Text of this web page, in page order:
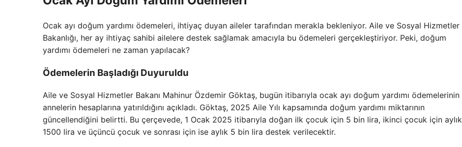
Ocak ayı doğum yardımı ödemeleri, ihtiyaç duyan aileler tarafından merakla bekleniyor. Aile ve Sosyal Hizmetler
Bakanlığı, her ay ihtiyaç sahibi ailelere destek sağlamak amacıyla bu ödemeleri gerçekleştiriyor. Peki, doğum
yardımı ödemeleri ne zaman yapılacak?
Ödemelerin Başladığı Duyuruldu
Aile ve Sosyal Hizmetler Bakanı Mahinur Özdemir Göktaş, bugün itibarıyla ocak ayı doğum yardımı ödemelerinin
annelerin hesaplarına yatırıldığını açıkladı. Göktaş, 2025 Aile Yılı kapsamında doğum yardımı miktarının
güncellendiğini belirtti. Bu çerçevede, 1 Ocak 2025 itibarıyla doğan ilk çocuk için 5 bin lira, ikinci çocuk için aylık
1500 lira ve üçüncü çocuk ve sonrası için ise aylık 5 bin lira destek verilecektir.